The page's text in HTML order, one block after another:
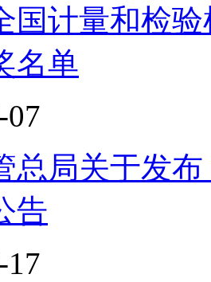
国计量和检
名单
07
总局关于发
告
17